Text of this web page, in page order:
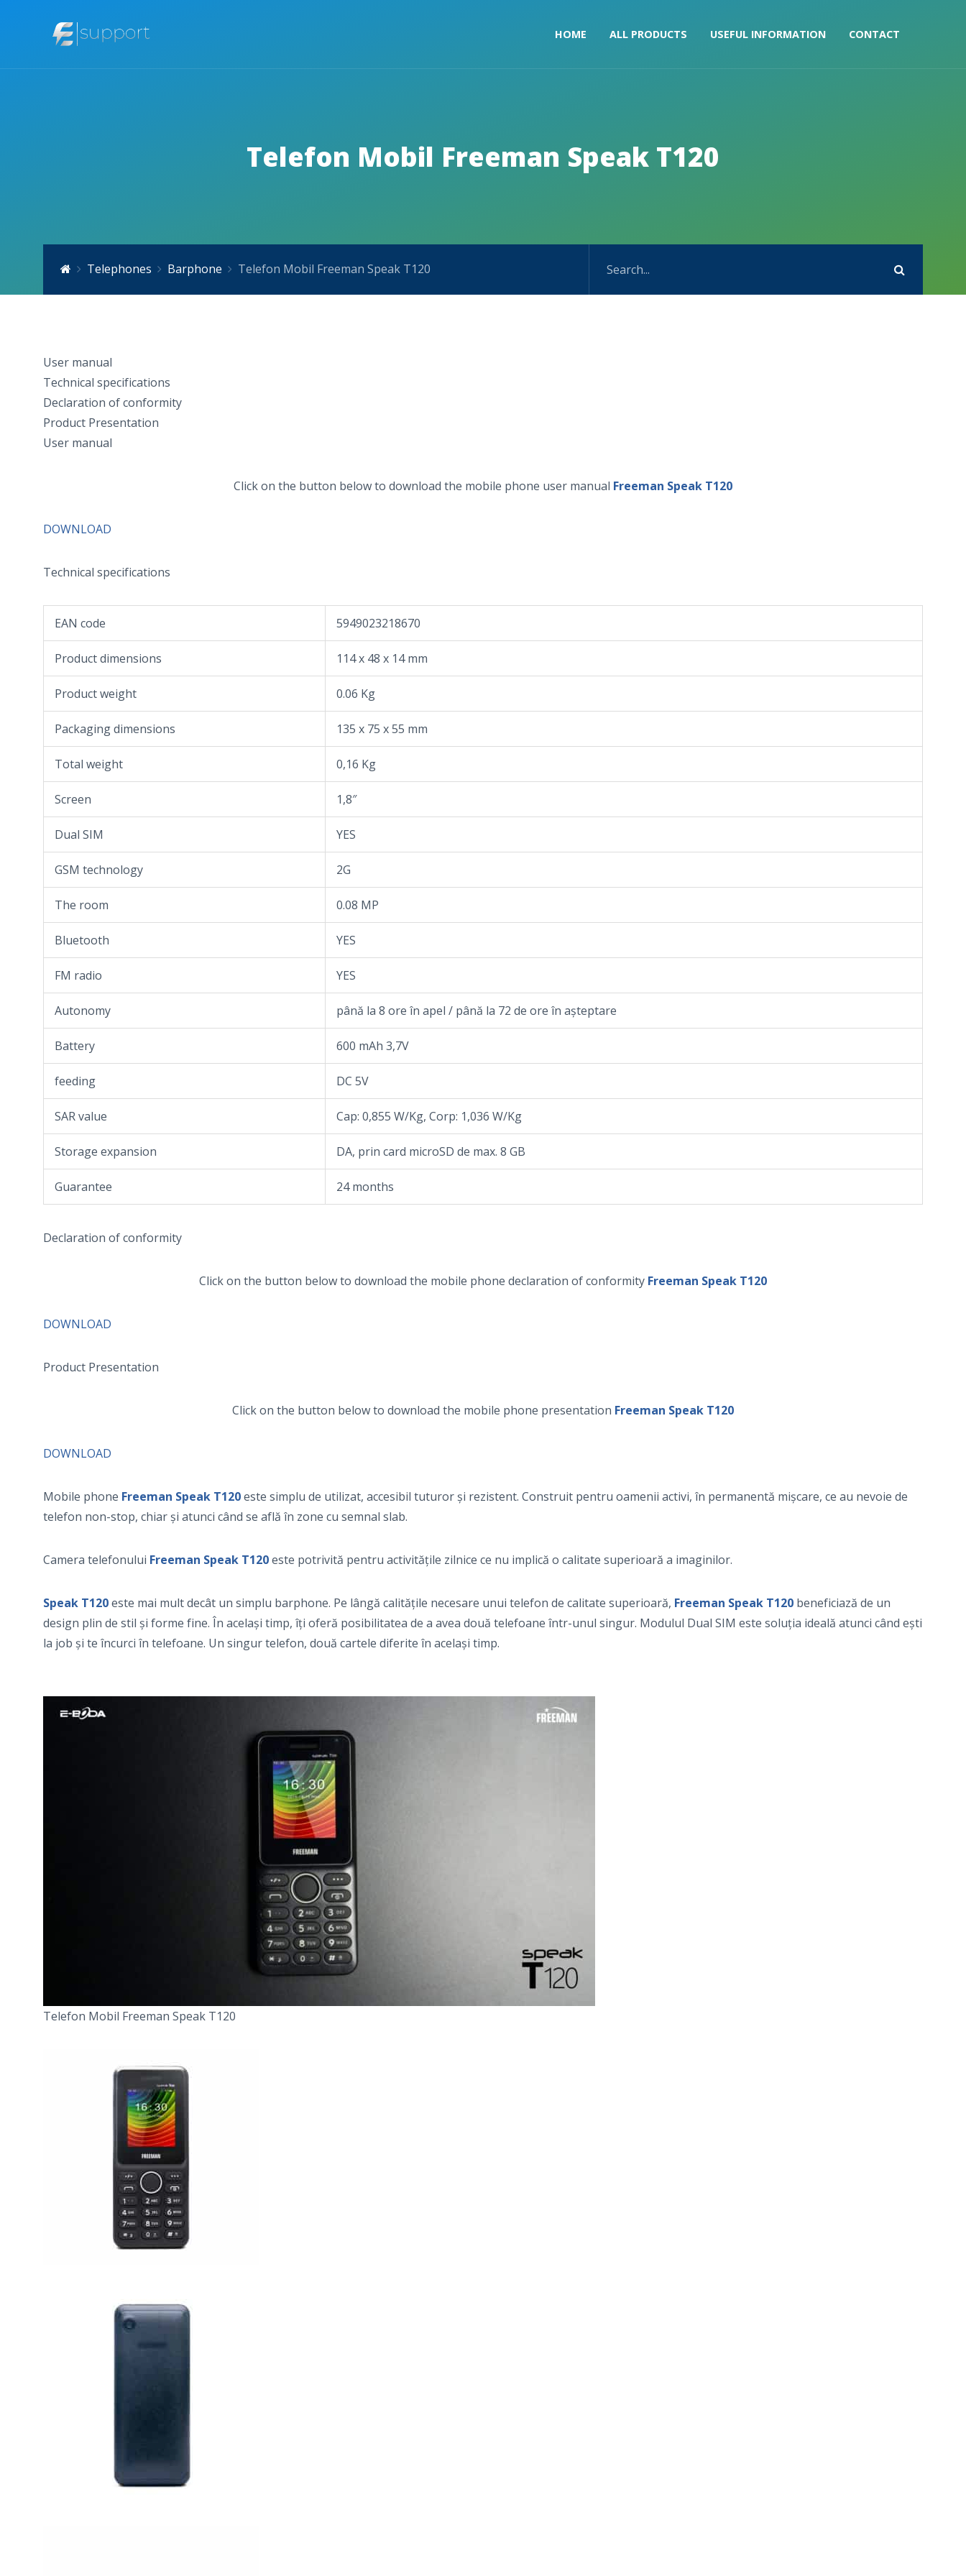
HOME ALL PRODUCTS USEFUL INFORMATION CONTACT
Telefon Mobil Freeman Speak T120
Telephones Barphone Telefon Mobil Freeman Speak T120
User manual
Technical specifications
Declaration of conformity
Product Presentation
User manual
Click on the button below to download the mobile phone user manual Freeman Speak T120
DOWNLOAD
Technical specifications
EAN code 5949023218670
Product dimensions 114 x 48 x 14 mm
Product weight 0.06 Kg
Packaging dimensions 135 x 75 x 55 mm
Total weight 0,16 Kg
Screen 1,8″
Dual SIM YES
GSM technology 2G
The room 0.08 MP
Bluetooth YES
FM radio YES
Autonomy până la 8 ore în apel / până la 72 de ore în așteptare
Battery 600 mAh 3,7V
feeding DC 5V
SAR value Cap: 0,855 W/Kg, Corp: 1,036 W/Kg
Storage expansion DA, prin card microSD de max. 8 GB
Guarantee 24 months
Declaration of conformity
Click on the button below to download the mobile phone declaration of conformity Freeman Speak T120
DOWNLOAD
Product Presentation
Click on the button below to download the mobile phone presentation Freeman Speak T120
DOWNLOAD
Mobile phone Freeman Speak T120este simplu de utilizat, accesibil tuturor și rezistent. Construit pentru oamenii activi, în permanentă mișcare, ce au nevoie de
telefon non-stop, chiar și atunci când se află în zone cu semnal slab.
Camera telefonului Freeman Speak T120este potrivită pentru activitățile zilnice ce nu implică o calitate superioară a imaginilor.
Speak T120este mai mult decât un simplu barphone. Pe lângă calitățile necesare unui telefon de calitate superioară, Freeman Speak T120 beneficiază de un
design plin de stil și forme fine. În același timp, îți oferă posibilitatea de a avea două telefoane într-unul singur. Modulul Dual SIM este soluția ideală atunci când ești
la job și te încurci în telefoane. Un singur telefon, două cartele diferite în același timp.
Telefon Mobil Freeman Speak T120